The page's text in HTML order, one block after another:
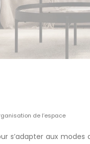
de l’espace
s’adapter aux